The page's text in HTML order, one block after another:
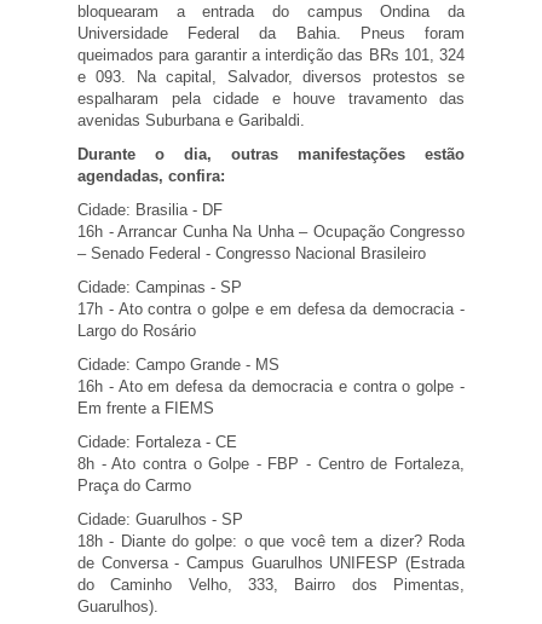
bloquearam a entrada do campus Ondina da
Universidade Federal da Bahia. Pneus foram
queimados para garantir a interdição das BRs 101, 324
e 093. Na capital, Salvador, diversos protestos se
espalharam pela cidade e houve travamento das
avenidas Suburbana e Garibaldi.
Durante o dia, outras manifestações estão
agendadas, confira:
Cidade: Brasilia - DF
16h - Arrancar Cunha Na Unha – Ocupação Congresso
– Senado Federal - Congresso Nacional Brasileiro
Cidade: Campinas - SP
17h - Ato contra o golpe e em defesa da democracia -
Largo do Rosário
Cidade: Campo Grande - MS
16h - Ato em defesa da democracia e contra o golpe -
Em frente a FIEMS
Cidade: Fortaleza - CE
8h - Ato contra o Golpe - FBP - Centro de Fortaleza,
Praça do Carmo
Cidade: Guarulhos - SP
18h - Diante do golpe: o que você tem a dizer? Roda
de Conversa - Campus Guarulhos UNIFESP (Estrada
do Caminho Velho, 333, Bairro dos Pimentas,
Guarulhos).